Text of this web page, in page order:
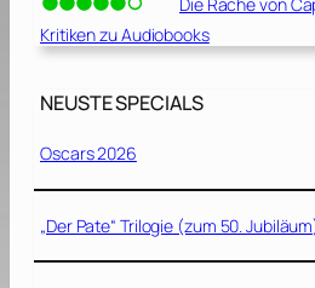
Kritiken zu Audiobooks
NEUSTE SPECIALS
Oscars 2026
„Der Pate“ Trilogie (zum 50.